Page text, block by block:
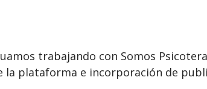
trabajando con Somos
la plataforma e incorporación de